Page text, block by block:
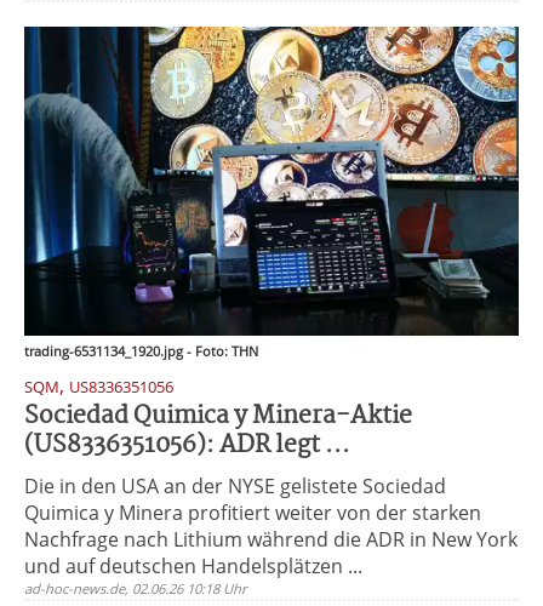
trading-6531134_1920.jpg - Foto: THN
SQM, US8336351056
Sociedad Quimica y Minera-Aktie
(US8336351056): ADR legt ...
Die in den USA an der NYSE gelistete Sociedad
Quimica y Minera profitiert weiter von der starken
Nachfrage nach Lithium während die ADR in New York
und auf deutschen Handelsplätzen ...
ad-hoc-news.de, 02.06.26 10:18 Uhr